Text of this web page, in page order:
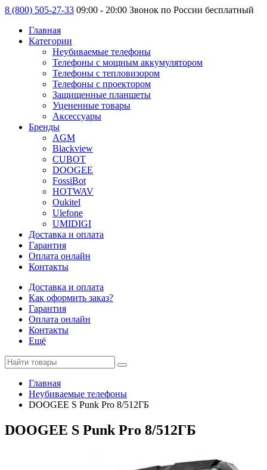
8 (800) 505-27-33 09:00 - 20:00 Звонок по России бесплатный
Главная
Категории
Неубиваемые телефоны
Телефоны с мощным аккумулятором
Телефоны с тепловизором
Телефоны с проектором
Защищенные планшеты
Уцененные товары
Аксессуары
Бренды
AGM
Blackview
CUBOT
DOOGEE
FossiBot
HOTWAV
Oukitel
Ulefone
UMIDIGI
Доставка и оплата
Гарантия
Оплата онлайн
Контакты
Доставка и оплата
Как оформить заказ?
Гарантия
Оплата онлайн
Контакты
Ещё
Главная
Неубиваемые телефоны
DOOGEE S Punk Pro 8/512ГБ
DOOGEE S Punk Pro 8/512ГБ